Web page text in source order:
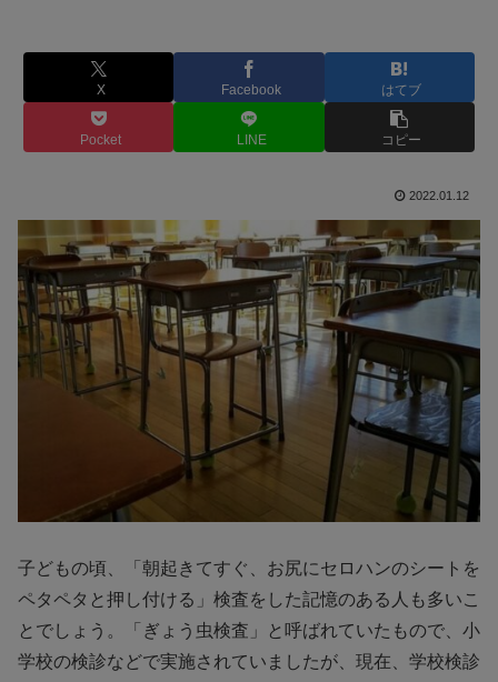
X Facebook はてブ
Pocket LINE コピー
2022.01.12
子どもの頃、「朝起きてすぐ、お尻にセロハンのシートを
ペタペタと押し付ける」検査をした記憶のある人も多いこ
とでしょう。「ぎょう虫検査」と呼ばれていたもので、小
学校の検診などで実施されていましたが、現在、学校検診